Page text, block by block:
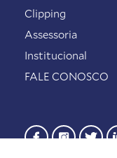
Clipping
Assessoria
Institucional
FALE CONOSCO